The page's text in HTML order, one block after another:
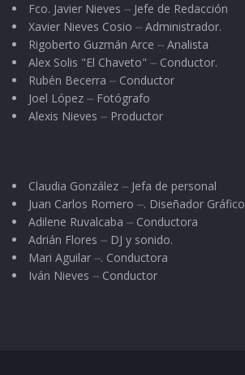
Fco. Javier Nieves ⏤ Jefe de Redacción
Xavier Nieves Cosio ⏤ Administrador.
Rigoberto Guzmán Arce ⏤ Analista
Alex Solis "El Chaveto" ⏤ Conductor.
Rubén Becerra ⏤ Conductor
Joel López ⏤ Fotógrafo
Alexis Nieves ⏤ Productor
Claudia González ⏤ Jefa de personal
Juan Carlos Romero ⏤. Diseñador Gráfico
Adilene Ruvalcaba ⏤ Conductora
Adrián Flores ⏤ DJ y sonido.
Mari Aguilar ⏤. Conductora
Iván Nieves ⏤ Conductor